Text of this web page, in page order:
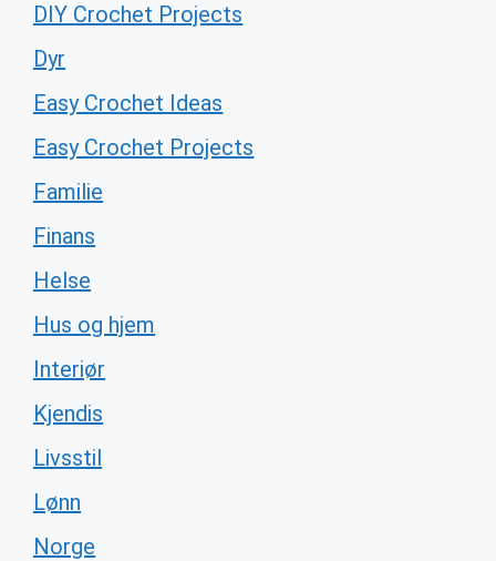
DIY Crochet Projects
Dyr
Easy Crochet Ideas
Easy Crochet Projects
Familie
Finans
Helse
Hus og hjem
Interiør
Kjendis
Livsstil
Lønn
Norge